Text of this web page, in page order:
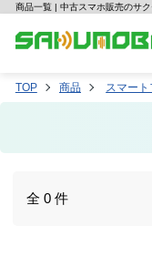
商品一覧 | 中古スマホ販売のサ
TOP 商品 スマート
全 0 件